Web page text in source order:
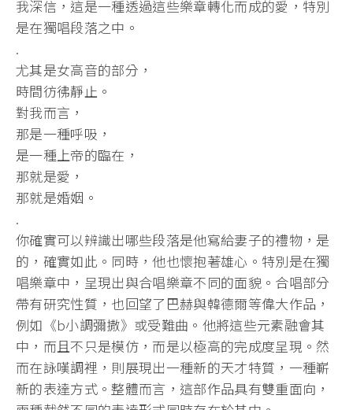
我深信， 這是一種透過這些樂章轉化而成的愛，特別
是在獨唱段落之中。
.
尤其是女高音的部分，
時間彷彿靜止。
對我而言，
那是一種呼吸，
是一種上帝的臨在，
那就是愛，
那就是婚姻。
.
你確實可以辨識出哪些段落是他寫給妻子的禮物，是
的，確實如此。 同時，他也懷抱著雄心。特別是在獨
唱樂章中， 呈現出與合唱樂章不同的面貌。合唱部分
帶有研究性質， 也回望了巴赫與韓德爾等偉大作品，
例如《b小調彌撒》或受難曲。 他將這些元素融會其
中，而且不只是模仿， 而是以極高的完成度呈現。然
而在詠嘆調裡， 則展現出一種新的天才特質，一種嶄
新的表達方式。整體而言， 這部作品具有雙重面向，